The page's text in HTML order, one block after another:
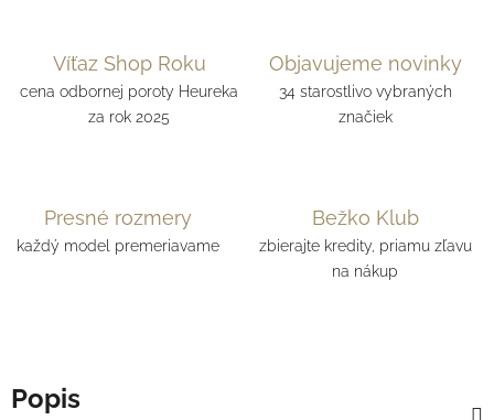
Víťaz Shop Roku
cena odbornej poroty Heureka
za rok 2025
Objavujeme novinky
34 starostlivo vybraných
značiek
Presné rozmery
každý model premeriavame
Bežko Klub
zbierajte kredity, priamu zľavu
na nákup
Popis